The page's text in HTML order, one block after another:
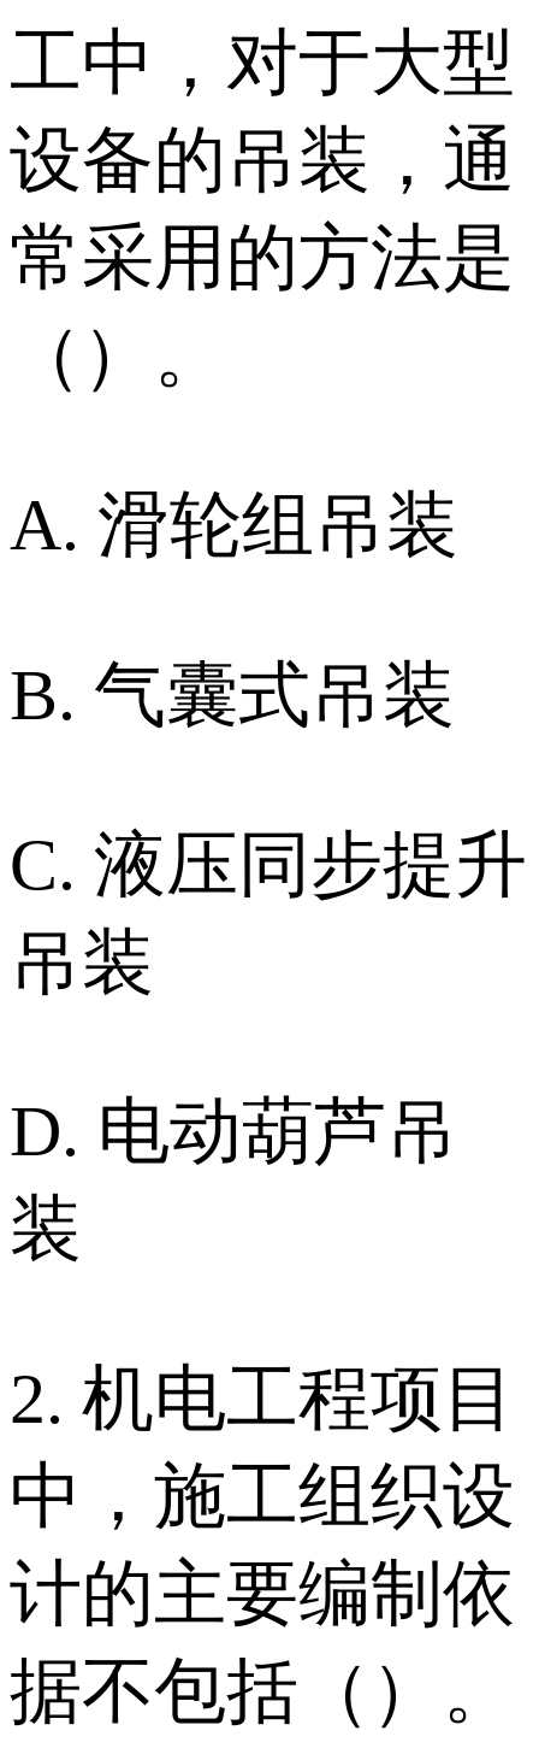
工中，对于大型
设备的吊装，通
常采用的方法是
（）。
A. 滑轮组吊装
B. 气囊式吊装
C. 液压同步提升
吊装
D. 电动葫芦吊
装
2. 机电工程项目
中，施工组织设
计的主要编制依
据不包括（）。